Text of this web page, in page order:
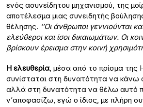
ενός ασυνείδητου μηχανισμού, της
αποτέλεσμα μιας συνειδητής
θέλησης. ‘’Οι άνθρωποι γεννιούνται
ελεύθεροι και ίσοι δικαιωμάτων. Οι
βρίσκουν έρεισμα στην κοινή
Η ελευθερία, μέσα από το πρίσμα της
συνίσταται στη δυνατότητα να κάνω
αλλά στη δυνατότητα να θέλω αυτό
ν’αποφασίζω, εγώ ο ίδιος, με πλήρη